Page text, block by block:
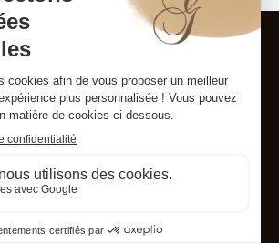
Contact
NOUS CONTACTER